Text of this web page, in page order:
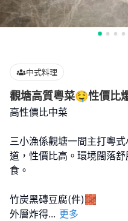
中式料理
觀塘高質粵菜🤤性價比
高性價比中菜
三小漁係觀塘一間主打粵
道，性價比高。環境闊落
食。
竹炭黑磚豆腐(件)🧱
外層炸得... 更多